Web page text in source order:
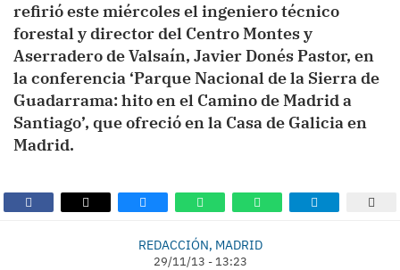
refirió este miércoles el ingeniero técnico
forestal y director del Centro Montes y
Aserradero de Valsaín, Javier Donés Pastor, en
la conferencia ‘Parque Nacional de la Sierra de
Guadarrama: hito en el Camino de Madrid a
Santiago’, que ofreció en la Casa de Galicia en
Madrid.
REDACCIÓN, MADRID
29/11/13 - 13:23